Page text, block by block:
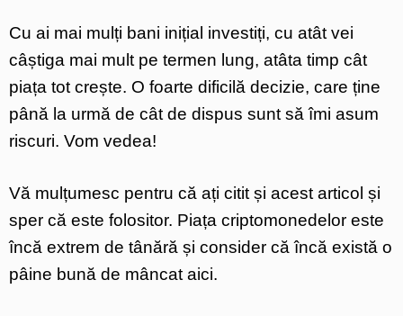
Cu ai mai mulți bani inițial investiți, cu atât vei
câștiga mai mult pe termen lung, atâta timp cât
piața tot crește. O foarte dificilă decizie, care ține
până la urmă de cât de dispus sunt să îmi asum
riscuri. Vom vedea!
Vă mulțumesc pentru că ați citit și acest articol și
sper că este folositor. Piața criptomonedelor este
încă extrem de tânără și consider că încă există o
pâine bună de mâncat aici.